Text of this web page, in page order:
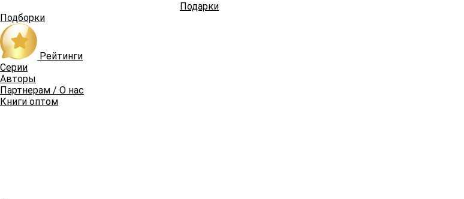
Подарки
Подборки
Рейтинги
Серии
Авторы
Партнерам / О нас
Книги оптом